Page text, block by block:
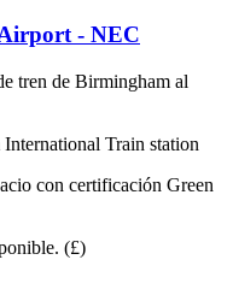
- NEC
tren de Birmingham al
Train station
con certificación Green
(£)